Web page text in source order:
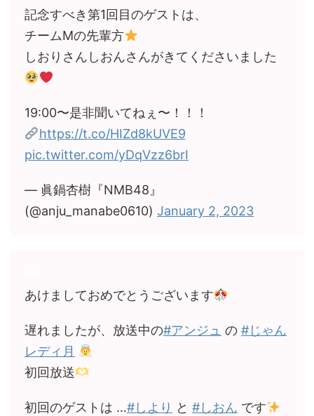
記念すべき第1回目のゲストは、
チームMの先輩方
しおりさんしおんさんがきてくださいました
19:00〜是非聞いてねぇ〜！！！
https://t.co/HIZd8kUVE9
pic.twitter.com/yDqVzz6brI
— 眞鍋杏樹『NMB48』
(@anju_manabe0610) January 2, 2023
あけましておめでとうございます
遅れましたが、放送中の#アンジュ の #じゃん
レディ月
初回放送
初回のゲストは …#しより と #しおん です